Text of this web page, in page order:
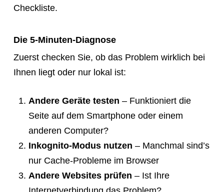
Checkliste.
Die 5-Minuten-Diagnose
Zuerst checken Sie, ob das Problem wirklich bei
Ihnen liegt oder nur lokal ist:
Andere Geräte testen – Funktioniert die
Seite auf dem Smartphone oder einem
anderen Computer?
Inkognito-Modus nutzen – Manchmal sind’s
nur Cache-Probleme im Browser
Andere Websites prüfen – Ist Ihre